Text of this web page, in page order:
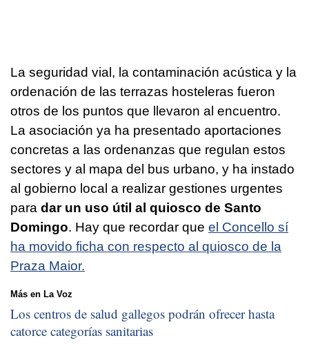
La seguridad vial, la contaminación acústica y la
ordenación de las terrazas hosteleras fueron
otros de los puntos que llevaron al encuentro.
La asociación ya ha presentado aportaciones
concretas a las ordenanzas que regulan estos
sectores y al mapa del bus urbano, y ha instado
al gobierno local a realizar gestiones urgentes
para dar un uso útil al quiosco de Santo
Domingo. Hay que recordar que el Concello sí
ha movido ficha con respecto al quiosco de la
Praza Maior.
Más en La Voz
Los centros de salud gallegos podrán ofrecer hasta
catorce categorías sanitarias